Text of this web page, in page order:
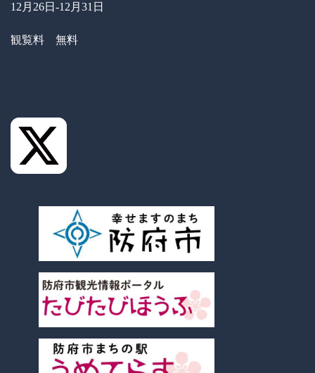
12月26日-12月31日
観覧料 無料